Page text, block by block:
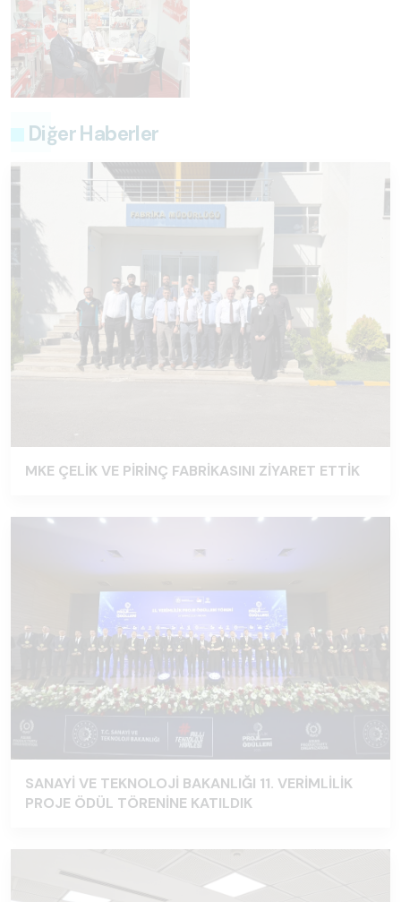
Diğer Haberler
MKE ÇELİK VE PİRİNÇ FABRİKASINI ZİYARET ETTİK
SANAYİ VE TEKNOLOJİ BAKANLIĞI 11. VERİMLİLİK
PROJE ÖDÜL TÖRENİNE KATILDIK